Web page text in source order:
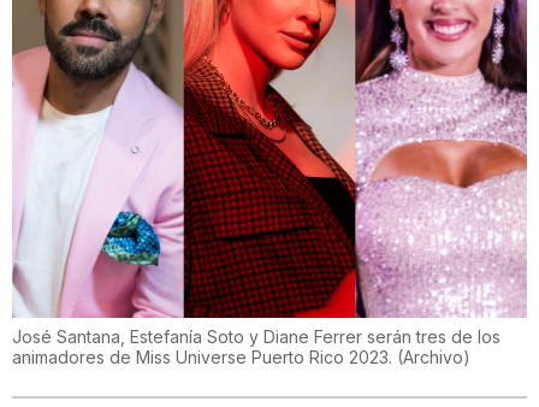
José Santana, Estefanía Soto y Diane Ferrer serán tres de los
animadores de Miss Universe Puerto Rico 2023. (Archivo)